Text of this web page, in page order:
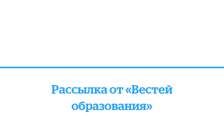
Рассылка от «Вестей
образования»